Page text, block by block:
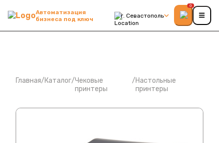
Автоматизация
бизнеса под ключ
г. Севастополь
0
Главная/Каталог/Чековые
принтеры
/Настольные
принтеры